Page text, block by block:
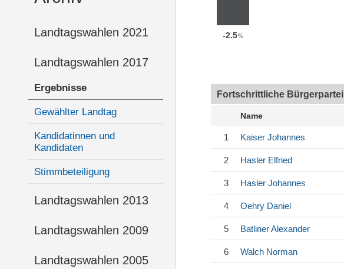
Landtagswahlen 2021
Landtagswahlen 2017
Ergebnisse
Gewählter Landtag
Kandidatinnen und
Kandidaten
Stimmbeteiligung
Landtagswahlen 2013
Landtagswahlen 2009
Landtagswahlen 2005
-2.5%
Fortschrittliche Bürgerpartei
Name
1 Kaiser Johannes
2 Hasler Elfried
3 Hasler Johannes
4 Oehry Daniel
5 BatlinerAlexander
6 Walch Norman